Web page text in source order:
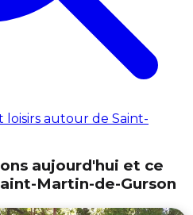
loisirs autour de Saint-
aujourd'hui et ce
Martin-de-Gurson